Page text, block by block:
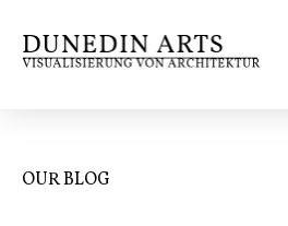
OUR BLOG